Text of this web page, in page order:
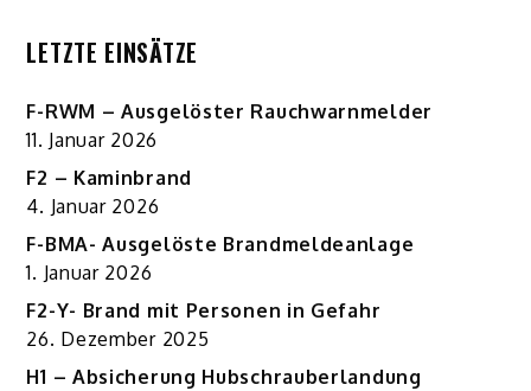
LETZTE EINSÄTZE
F-RWM – Ausgelöster Rauchwarnmelder
11. Januar 2026
F2 – Kaminbrand
4. Januar 2026
F-BMA- Ausgelöste Brandmeldeanlage
1. Januar 2026
F2-Y- Brand mit Personen in Gefahr
26. Dezember 2025
H1 – Absicherung Hubschrauberlandung